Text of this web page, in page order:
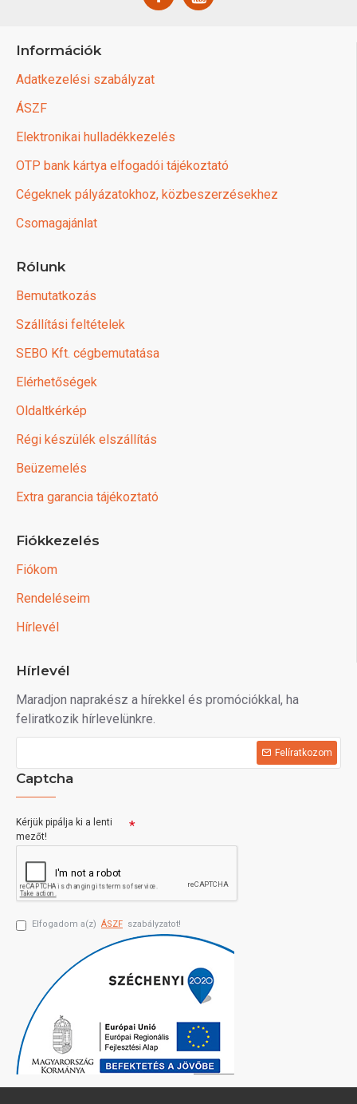
Információk
Adatkezelési szabályzat
ÁSZF
Elektronikai hulladékkezelés
OTP bank kártya elfogadói tájékoztató
Cégeknek pályázatokhoz, közbeszerzésekhez
Csomagajánlat
Rólunk
Bemutatkozás
Szállítási feltételek
SEBO Kft. cégbemutatása
Elérhetőségek
Oldaltkérkép
Régi készülék elszállítás
Beüzemelés
Extra garancia tájékoztató
Fiókkezelés
Fiókom
Rendeléseim
Hírlevél
Hírlevél
Maradjon naprakész a hírekkel és promóciókkal, ha
feliratkozik hírlevelünkre.
Felíratkozom
Captcha
Kérjük pipálja ki a lenti
mezőt!
Elfogadom a(z) ÁSZF szabályzatot!